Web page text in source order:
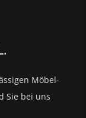
Möbel-
Sie bei uns